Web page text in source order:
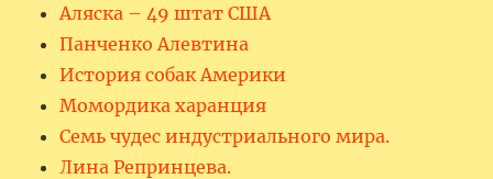
Аляска – 49 штат США
Панченко Алевтина
История собак Америки
Момордика харанция
Семь чудес индустриального мира.
Лина Репринцева.